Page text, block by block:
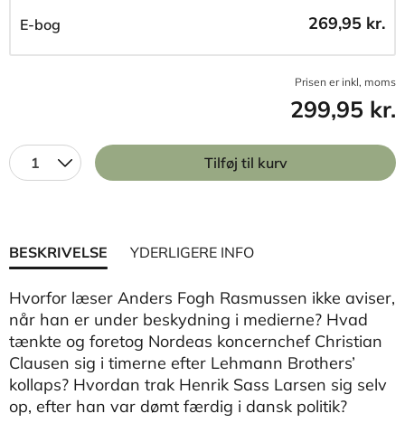
E-bog 269,95 kr.
Prisen er inkl, moms
299,95 kr.
1 Tilføj til kurv
BESKRIVELSE YDERLIGERE INFO
Hvorfor læser Anders Fogh Rasmussen ikke aviser,
når han er under beskydning i medierne? Hvad
tænkte og foretog Nordeas koncernchef Christian
Clausen sig i timerne efter Lehmann Brothers’
kollaps? Hvordan trak Henrik Sass Larsen sig selv
op, efter han var dømt færdig i dansk politik?